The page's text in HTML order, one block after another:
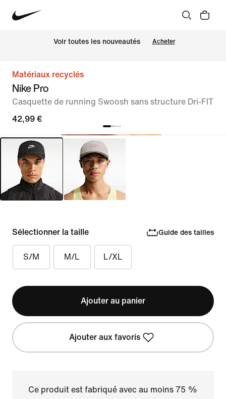
Voir toutes les nouveautés Acheter
Matériaux recyclés
Nike Pro
Casquette de running Swoosh sans structure Dri-FIT
42,99 €
Sélectionner la taille Guide des tailles
S/M M/L L/XL
Ajouter au panier
Ajouter aux favoris
Ce produit est fabriqué avec au moins 75 %